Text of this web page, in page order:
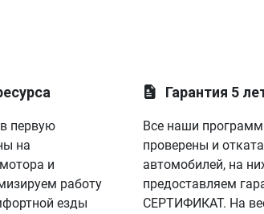
первую
на
и
работу
езды
Гарантия 5
Все наши
проверены и
автомобилей, на
предоставляем
СЕРТИФИКАТ. На